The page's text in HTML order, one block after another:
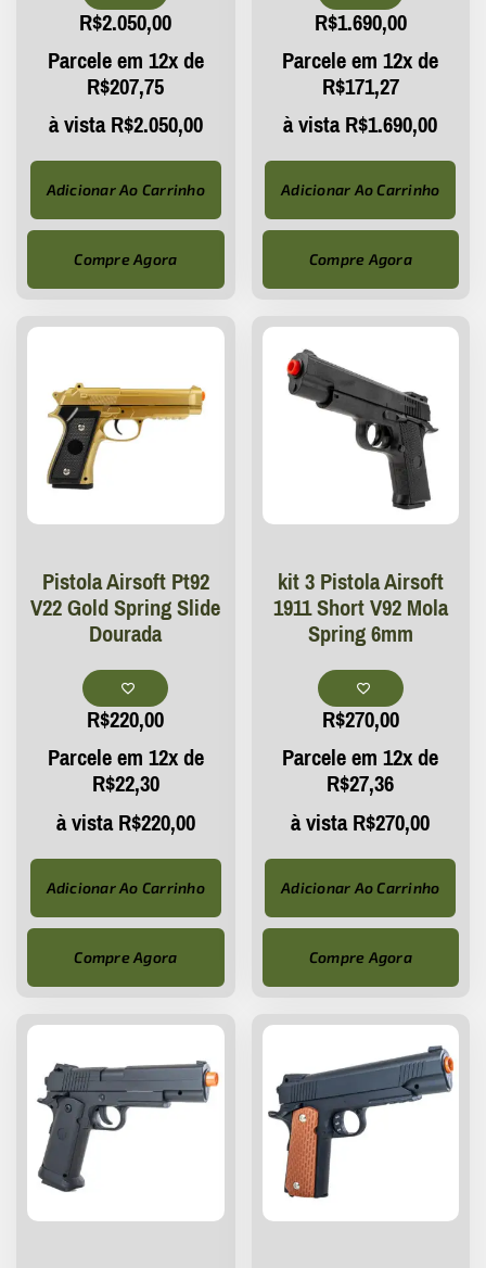
R$2.050,00
Parcele em 12x de
R$207,75
à vistaR$2.050,00
Adicionar Ao Carrinho
Compre Agora
R$1.690,00
Parcele em 12x de
R$171,27
à vistaR$1.690,00
Adicionar Ao Carrinho
Compre Agora
Pistola Airsoft Pt92
V22 Gold Spring Slide
Dourada
R$220,00
Parcele em 12x de
R$22,30
à vistaR$220,00
Adicionar Ao Carrinho
Compre Agora
kit 3 Pistola Airsoft
1911 Short V92 Mola
Spring 6mm
R$270,00
Parcele em 12x de
R$27,36
à vistaR$270,00
Adicionar Ao Carrinho
Compre Agora